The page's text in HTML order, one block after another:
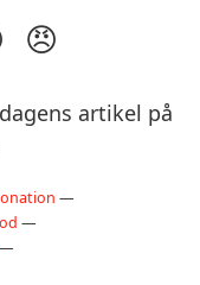
artikel på
—
—